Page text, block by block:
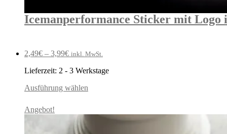
Icemanperformance Sticker mit Logo
2,49€ – 3,99€ inkl. MwSt.
Lieferzeit: 2 - 3 Werkstage
Ausführung wählen
Angebot!